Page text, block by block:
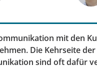
mit den
Die Kehrseite
sind oft dafür